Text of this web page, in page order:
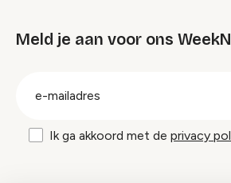
Meld je aan voor ons
Ik ga akkoord met de privacy